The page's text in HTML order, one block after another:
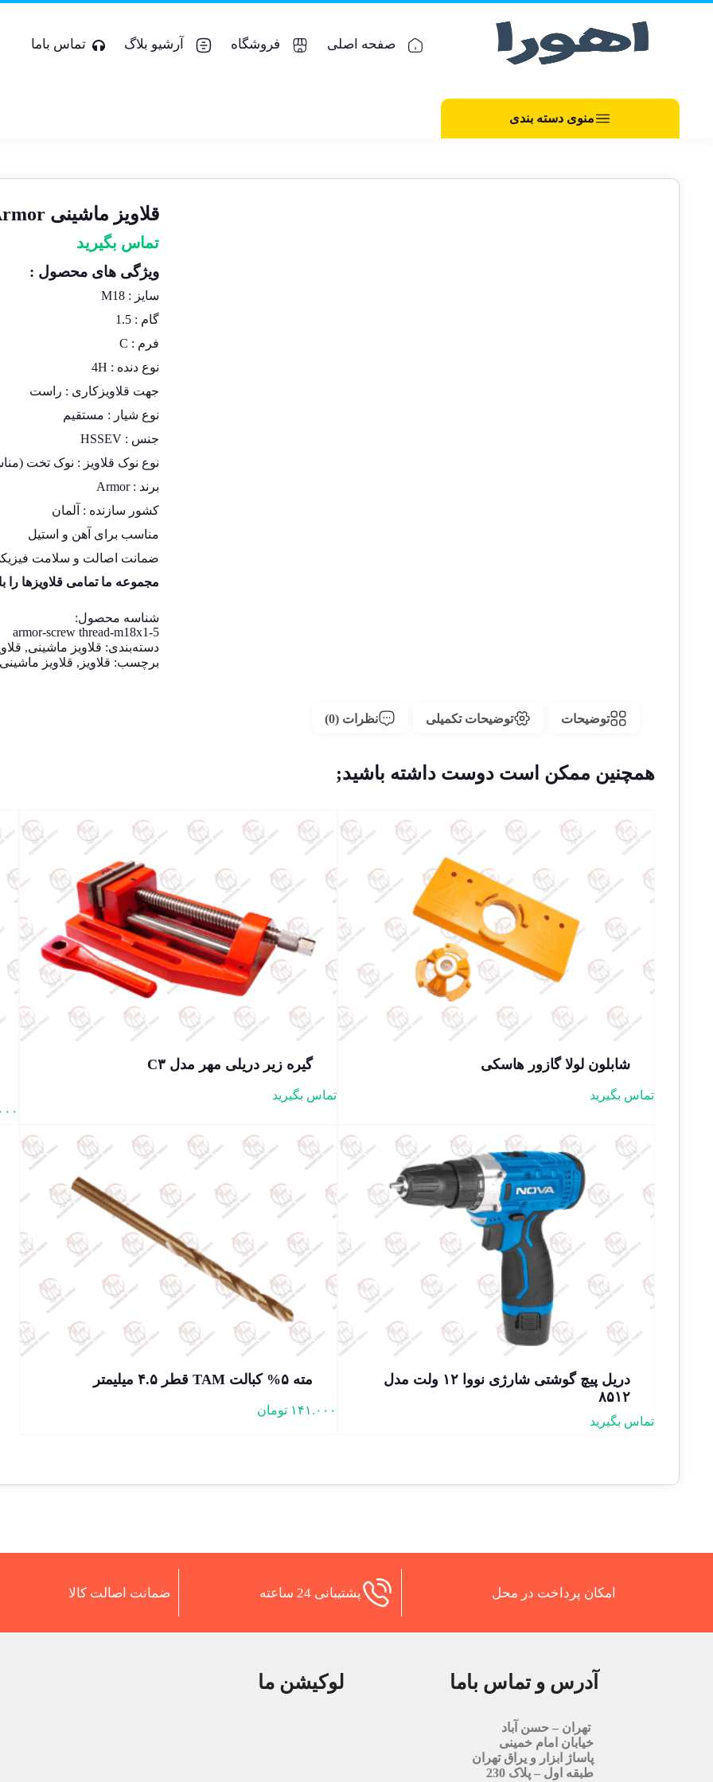
صفحه اصلی فروشگاه آرشیو بلاگ تماس باما
منوی دسته بندی
قلاویز ماشینی M۱۸x۱.۵ Armor
تماس بگیرید
ویژگی های محصول :
سایز : M18
گام : 1.5
فرم : C
نوع دنده : 4H
جهت قلاویزکاری : راست
نوع شیار : مستقیم
جنس : HSSEV
نوع نوک قلاویز : نوک تخت
برند : Armor
کشور سازنده : آلمان
مناسب برای آهن و استیل
ضمانت اصالت و سلامت
مجموعه ما تمامی قلاویزها
شناسه محصول:
armor-screw thread-m18x1-5
دسته‌بندی: قلاویز ماشینی,
برچسب: قلاویز , قلاویز ماشینی
توضیحات توضیحات تکمیلی نظرات (0)
همچنین ممکن است دوست داشته باشید;
شابلون لولا گازور هاسکی
تماس بگیرید
گیره زیر دریلی مهر مدل C۳
تماس بگیرید
دریل پیچ گوشتی شارژی نووا ۱۲ ولت مدل
۸۵۱۲
تماس بگیرید
مته ۵% کبالت TAM قطر ۴.۵ میلیمتر
۱۴۱.۰۰۰ تومان
امکان پرداخت در محل پشتیبانی 24 ساعته ضمانت اصالت کالا
آدرس و تماس باما
تهران – حسن آباد
خیابان امام خمینی
پاساژ ابزار و یراق تهران
طبقه اول – پلاک 230
لوکیشن ما